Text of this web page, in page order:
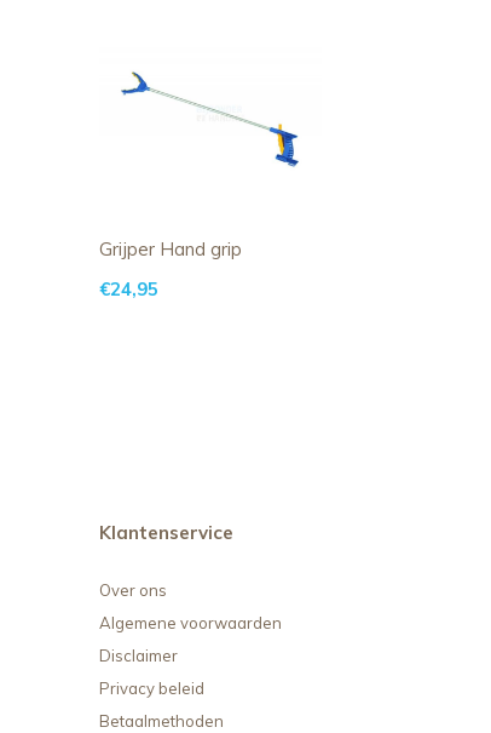
Grijper Hand grip
€24,95
Klantenservice
Over ons
Algemene voorwaarden
Disclaimer
Privacy beleid
Betaalmethoden